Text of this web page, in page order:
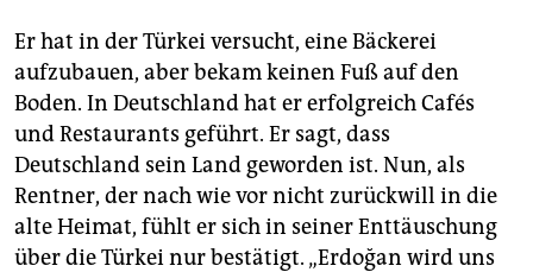
Er hat in der Türkei versucht, eine Bäckerei
aufzubauen, aber bekam keinen Fuß auf den
Boden. In Deutschland hat er erfolgreich Cafés
und Restaurants geführt. Er sagt, dass
Deutschland sein Land geworden ist. Nun, als
Rentner, der nach wie vor nicht zurückwill in die
alte Heimat, fühlt er sich in seiner Enttäuschung
über die Türkei nur bestätigt. „Erdoğan wird uns